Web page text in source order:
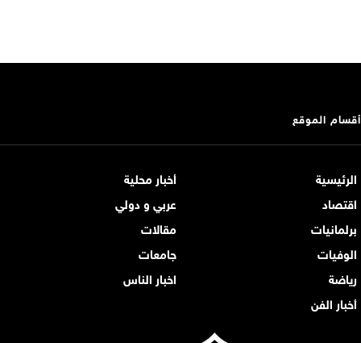
أقسام الموقع
الرئيسية
أخبار محلية
اقتصاد
عربي و دولي
برلمانيات
مقالات
الوفيات
جامعات
رياضة
اخبار الناس
أخبار الفن